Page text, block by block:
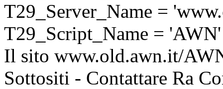
T29_Server_Name =
T29_Script_Name = 'AWN'
Il sito www.old.awn.it/
Sottositi - Contattare Ra